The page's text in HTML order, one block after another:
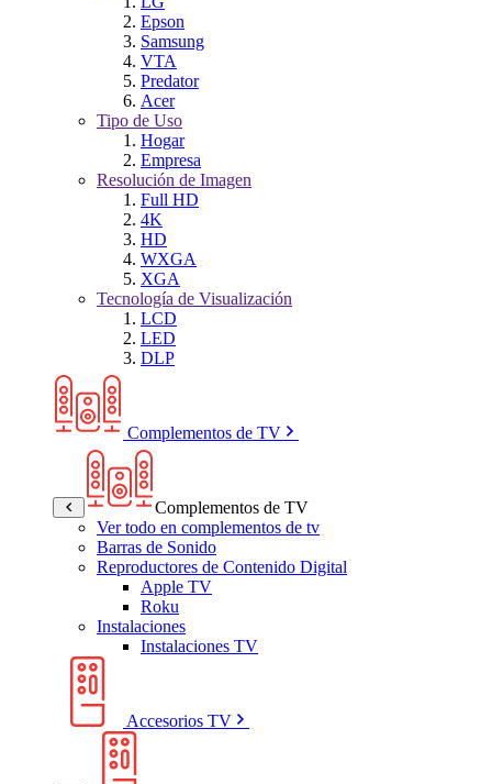
Epson
Samsung
VTA
Predator
Acer
Tipo de Uso
Hogar
Empresa
Resolución de Imagen
Full HD
4K
HD
WXGA
XGA
Tecnología de Visualización
LCD
LED
DLP
Complementos de TV
Complementos de TV
Ver todo en complementos de tv
Barras de Sonido
Reproductores de Contenido Digital
Apple TV
Roku
Instalaciones
Instalaciones TV
Accesorios TV